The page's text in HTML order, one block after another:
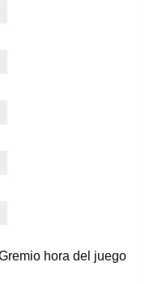
hora del juego